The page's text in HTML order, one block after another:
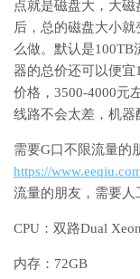
点就是磁盘大，大磁
后，总的磁盘大小
么做。默认是100TB
器的总价还可以便宜
价格，3500-4000元
线路不会太差，机器
需要G口不限流量的
https://
流量的朋友，需要人
CPU：双路Dual
内存：72GB